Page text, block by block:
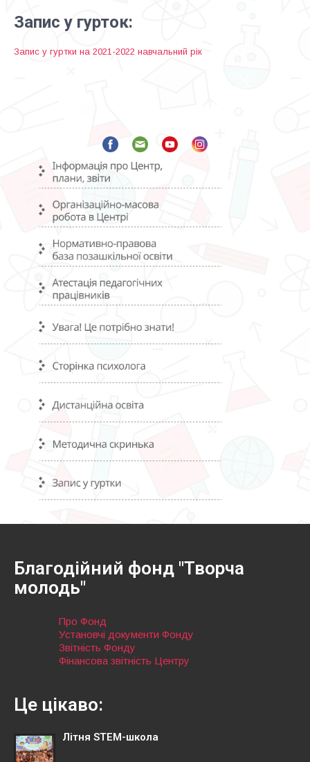
Запис у гурток:
Запис у гуртки на 2021-2022 навчальний рік
Благодійний фонд "Творча
молодь"
Про Фонд
Установчі документи Фонду
Звітність Фонду
Фінансова звітність Центру
Це цікаво:
Літня STEM-школа